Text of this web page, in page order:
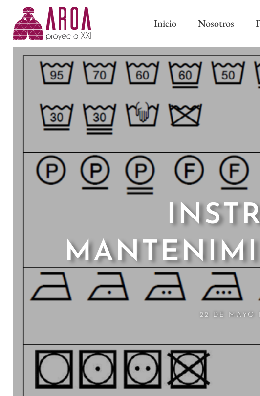
Inicio Nosotros
CINTAS PARA BARRAS
CINTAS DE ONDA PERFECTA
CINTAS DE ESTOR
FORROS Y ENTRETELAS
ABRAZADERAS IMÁN
ABRAZADERAS Y BORLAS NEW
CLASSIC
22 DE MAYO